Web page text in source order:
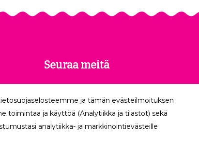
Seuraa meitä
ja tämän evästeilmoituksen
toimintaa ja käyttöä (Analytiikka ja tilastot) sekä
analytiikka- ja markkinointievästeille